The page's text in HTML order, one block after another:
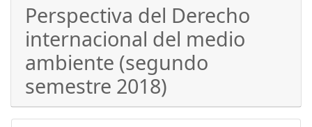
Perspectiva del Derecho
internacional del medio
ambiente (segundo
semestre 2018)